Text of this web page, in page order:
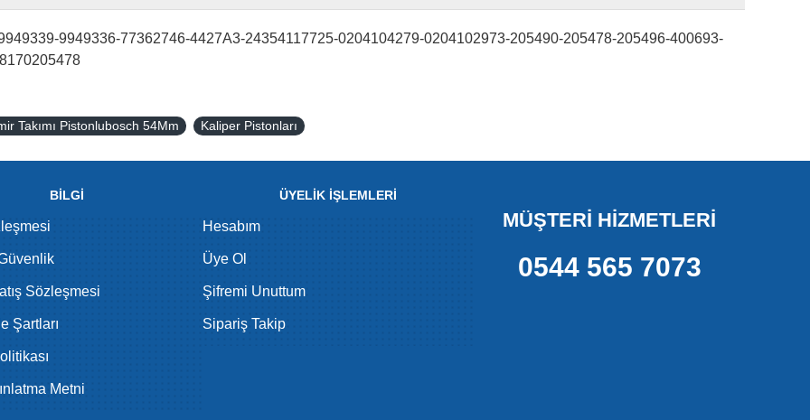
9949336-77362746-4427A3-24354117725-0204104279-0204102973-205490-205478-205496-400693-
Takımı Pistonlubosch 54Mm Kaliper Pistonları
BİLGİ
Sözleşmesi
Şartları
Metni
ÜYELİK İŞLEMLERİ
Hesabım
Üye Ol
Şifremi Unuttum
Sipariş Takip
MÜŞTERİ HİZMETLERİ
0544 565 7073